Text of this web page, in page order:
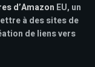
d’Amazon EU, un
à des sites de
de liens vers